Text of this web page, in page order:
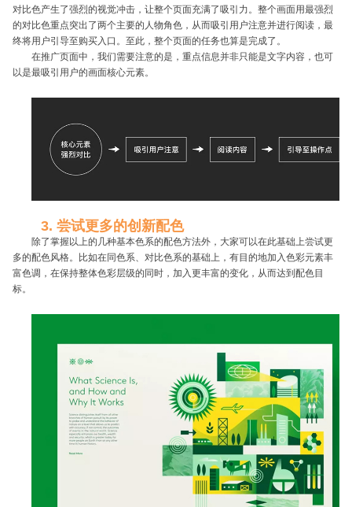
对比色产生了强烈的视觉冲击，让整个页面充满了吸引力。整个画面用最强烈
的对比色重点突出了两个主要的人物角色，从而吸引用户注意并进行阅读，最
终将用户引导至购买入口。至此，整个页面的任务也算是完成了。
在推广页面中，我们需要注意的是，重点信息并非只能是文字内容，也可
以是最吸引用户的画面核心元素。
3. 尝试更多的创新配色
除了掌握以上的几种基本色系的配色方法外，大家可以在此基础上尝试更
多的配色风格。比如在同色系、对比色系的基础上，有目的地加入色彩元素丰
富色调，在保持整体色彩层级的同时，加入更丰富的变化，从而达到配色目
标。